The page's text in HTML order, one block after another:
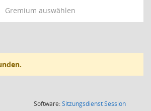
Gremium auswählen
Software:SitzungsdienstSession(Wird in